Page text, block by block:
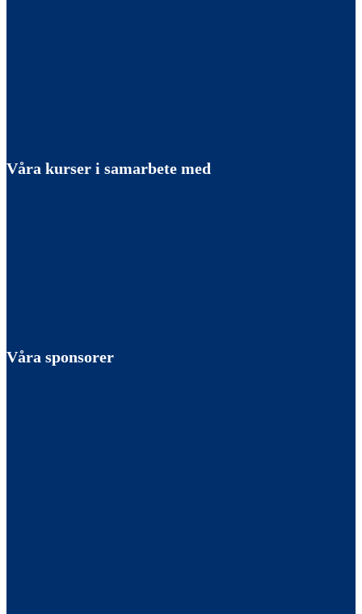
Våra kurser i samarbete med
Våra sponsorer